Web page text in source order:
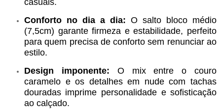
Conforto no dia a dia: O salto bloco médio
(7,5cm) garante firmeza e estabilidade, perfeito
para quem precisa de conforto sem renunciar ao
estilo.
Design imponente: O mix entre o couro
caramelo e os detalhes em nude com tachas
douradas imprime personalidade e sofisticação
ao calçado.